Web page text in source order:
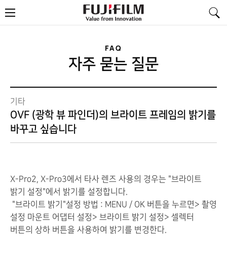
메
뉴
FAQ
자주 묻는 질문
기타
OVF (광학 뷰 파인더)의 브라이트 프레임의 밝기를
바꾸고 싶습니다
X-Pro2, X-Pro3에서 타사 렌즈 사용의 경우는 "브라이트
밝기 설정"에서 밝기를 설정합니다.
"브라이트 밝기"설정 방법 : MENU / OK 버튼을 누르면> 촬영
설정 마운트 어댑터 설정> 브라이트 밝기 설정> 셀렉터
버튼의 상하 버튼을 사용하여 밝기를 변경한다.